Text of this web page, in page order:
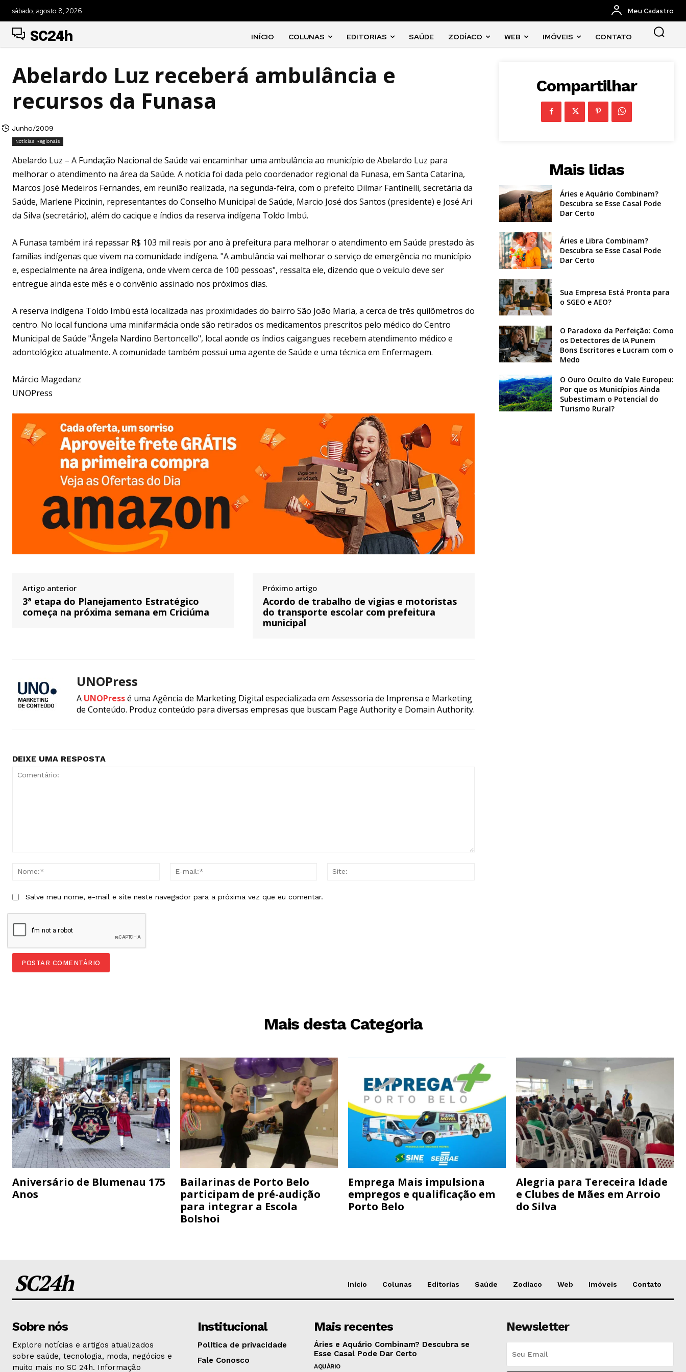
sábado, agosto 8, 2026 Meu Cadastro
SC24h INÍCIO COLUNAS EDITORIAS SAÚDE ZODÍACO WEB IMÓVEIS CONTATO
Abelardo Luz receberá ambulância e
recursos da Funasa
Junho/2009
Notícias Regionais
Abelardo Luz – A Fundação Nacional de Saúde vai encaminhar uma ambulância ao município de Abelardo Luz para
melhorar o atendimento na área da Saúde. A notícia foi dada pelo coordenador regional da Funasa, em Santa Catarina,
Marcos José Medeiros Fernandes, em reunião realizada, na segunda-feira, com o prefeito Dilmar Fantinelli, secretária da
Saúde, Marlene Piccinin, representantes do Conselho Municipal de Saúde, Marcio José dos Santos (presidente) e José Ari
da Silva (secretário), além do cacique e índios da reserva indígena Toldo Imbú.
A Funasa também irá repassar R$ 103 mil reais por ano à prefeitura para melhorar o atendimento em Saúde prestado às
famílias indígenas que vivem na comunidade indígena. "A ambulância vai melhorar o serviço de emergência no município
e, especialmente na área indígena, onde vivem cerca de 100 pessoas", ressalta ele, dizendo que o veículo deve ser
entregue ainda este mês e o convênio assinado nos próximos dias.
A reserva indígena Toldo Imbú está localizada nas proximidades do bairro São João Maria, a cerca de três quilômetros do
centro. No local funciona uma minifarmácia onde são retirados os medicamentos prescritos pelo médico do Centro
Municipal de Saúde "Ângela Nardino Bertoncello", local aonde os índios caigangues recebem atendimento médico e
adontológico atualmente. A comunidade também possui uma agente de Saúde e uma técnica em Enfermagem.
Márcio Magedanz
UNOPress
Artigo anterior
3ª etapa do Planejamento Estratégico
começa na próxima semana em Criciúma
Próximo artigo
Acordo de trabalho de vigias e motoristas
do transporte escolar com prefeitura
municipal
UNOPress
A UNOPressé uma Agência de Marketing Digital especializada em Assessoria de Imprensa e Marketing
de Conteúdo. Produz conteúdo para diversas empresas que buscam Page Authority e Domain Authority.
DEIXE UMA RESPOSTA
Nome:*
Salve meu nome, e-mail e site neste navegador para a próxima vez que eu comentar.
Compartilhar
Mais lidas
Áries e Aquário Combinam?
Descubra se Esse Casal Pode
Dar Certo
Áries e Libra Combinam?
Descubra se Esse Casal Pode
Dar Certo
Sua Empresa Está Pronta para
o SGEO e AEO?
O Paradoxo da Perfeição: Como
os Detectores de IA Punem
Bons Escritores e Lucram com o
Medo
O Ouro Oculto do Vale Europeu:
Por que os Municípios Ainda
Subestimam o Potencial do
Turismo Rural?
Mais desta Categoria
Aniversário de Blumenau 175
Anos
Bailarinas de Porto Belo
participam de pré-audição
para integrar a Escola
Bolshoi
Emprega Mais impulsiona
empregos e qualificação em
Porto Belo
Alegria para Tereceira Idade
e Clubes de Mães em Arroio
do Silva
SC24h Início Colunas Editorias Saúde Zodíaco Web Imóveis Contato
Sobre nós
Explore notícias e artigos atualizados
sobre saúde, tecnologia, moda, negócios e
muito mais no SC 24h. Informação
Institucional
Política de privacidade
Fale Conosco
Mais recentes
Áries e Aquário Combinam? Descubra se
Esse Casal Pode Dar Certo
AQUÁRIO
Newsletter